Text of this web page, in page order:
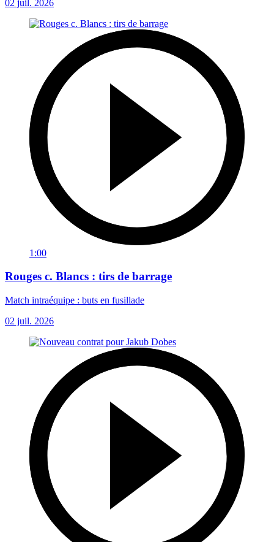
02 juil. 2026
1:00
Rouges c. Blancs : tirs de barrage
Match intraéquipe : buts en fusillade
02 juil. 2026